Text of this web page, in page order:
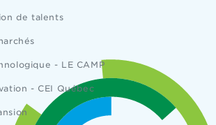
de talents
- LE CAMP
- CEI Québec